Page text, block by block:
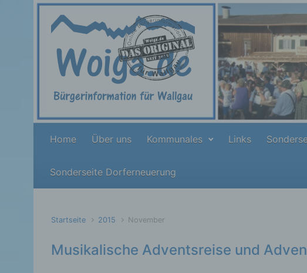
Zum Hauptinhalt springen
Home Über uns Kommunales Links
Sonderseite Dorferneuerung
Startseite 2015 November
Musikalische Adventsreise und